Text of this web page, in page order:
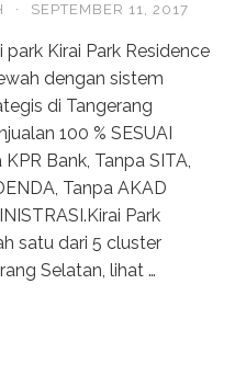
· SEPTEMBER 11, 2017
Kirai Park Residence
dengan sistem
di Tangerang
100 % SESUAI
Bank, Tanpa SITA,
Tanpa AKAD
Park
satu dari 5 cluster
Selatan, lihat …